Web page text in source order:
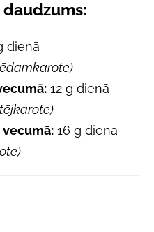
dienā
12 g dienā
vecumā: 16 g dienā